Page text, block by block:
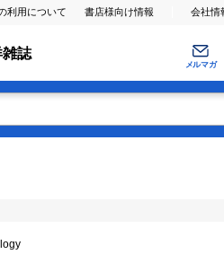
利用について 書店様向け情報 会社情
誌
メルマガ